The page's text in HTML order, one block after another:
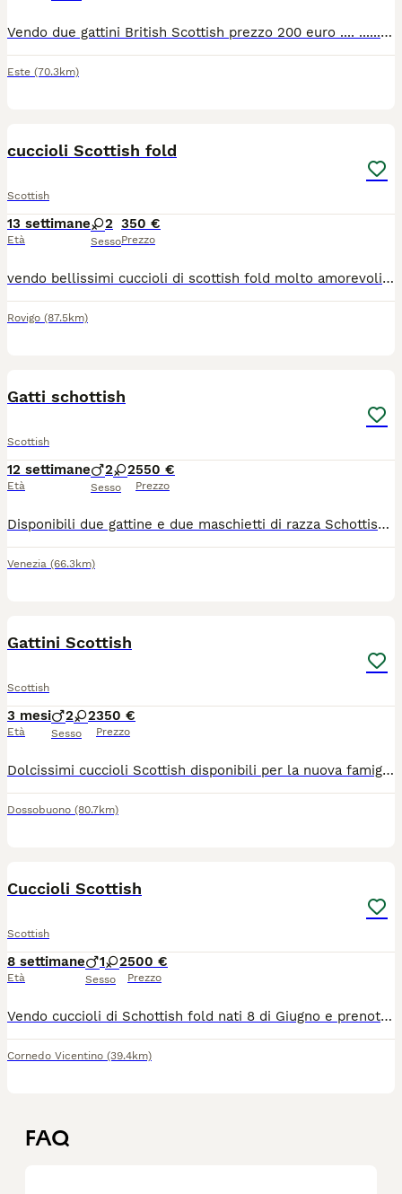
Vendo due gattini British Scottish prezzo 200 euro .... ............ Tel. Wattap 3276617173
Este (70.3km)
cuccioli Scottish fold
Scottish
13 settimane
Età
2
Sesso
350 €
Prezzo
vendo bellissimi cuccioli di scottish fold molto amorevoli e coccoloni. saranno pronti per la prima settimana di luglio e vengono ceduti già sverminati, con prima vaccinazione, libretto sanitario e abituati ad usare la lettiera in autonomia, che aspetti? prenota ora il tuo pelosino. per ulteriori foto o info scrivimi in privato
Rovigo (87.5km)
Gatti schottish
Scottish
12 settimane
Età
2 2
Sesso
550 €
Prezzo
Disponibili due gattine e due maschietti di razza Schottish. No Pedigree. Sono nati il 12 maggio. Vengono ceduti vaccinati, sverminate e con il libretto sanitario del Medico Veterinario. Vanno già sulla lettiera. Si cedono a partire dal 12 agosto.
Venezia (66.3km)
Gattini Scottish
Scottish
3 mesi
Età
2 2
Sesso
350 €
Prezzo
Dolcissimi cuccioli Scottish disponibili per la nuova famiglia ,mangiano da soli e usano la lettiera, Sono molto adorabili e giocherellone Amano stare nella compagnia delle persone Sono già sterminati Per informazioni e foto, scrivetemi
Dossobuono (80.7km)
Cuccioli Scottish
Scottish
8 settimane
Età
1 2
Sesso
500 €
Prezzo
Vendo cuccioli di Schottish fold nati 8 di Giugno e prenotabili da ora disponibili il 10 di Agosto circa
Cornedo Vicentino (39.4km)
FAQ